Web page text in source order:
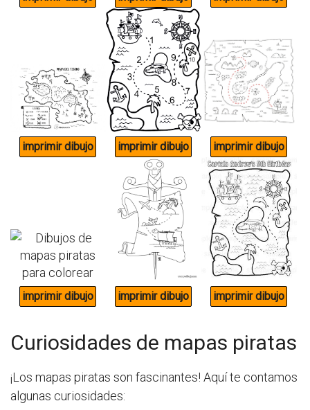
Curiosidades de mapas piratas
¡Los mapas piratas son fascinantes! Aquí te contamos
algunas curiosidades: